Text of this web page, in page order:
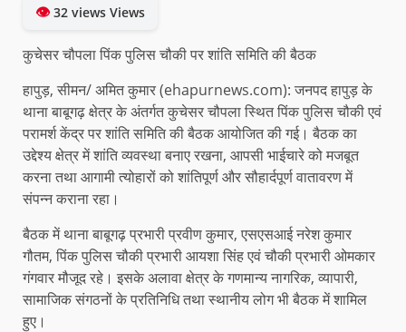
👁32 views Views
कुचेसर चौपला पिंक पुलिस चौकी पर शांति समिति की बैठक
हापुड़, सीमन/ अमित कुमार (ehapurnews.com): जनपद हापुड़ के
थाना बाबूगढ़ क्षेत्र के अंतर्गत कुचेसर चौपला स्थित पिंक पुलिस चौकी एवं
परामर्श केंद्र पर शांति समिति की बैठक आयोजित की गई। बैठक का
उद्देश्य क्षेत्र में शांति व्यवस्था बनाए रखना, आपसी भाईचारे को मजबूत
करना तथा आगामी त्योहारों को शांतिपूर्ण और सौहार्दपूर्ण वातावरण में
संपन्न कराना रहा।
बैठक में थाना बाबूगढ़ प्रभारी प्रवीण कुमार, एसएसआई नरेश कुमार
गौतम, पिंक पुलिस चौकी प्रभारी आयशा सिंह एवं चौकी प्रभारी ओमकार
गंगवार मौजूद रहे। इसके अलावा क्षेत्र के गणमान्य नागरिक, व्यापारी,
सामाजिक संगठनों के प्रतिनिधि तथा स्थानीय लोग भी बैठक में शामिल
हुए।